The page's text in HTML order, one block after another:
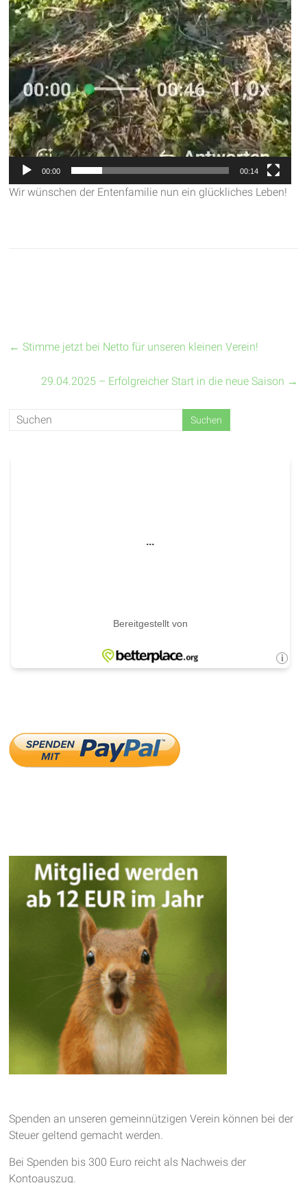
00:00 00:14
Wir wünschen der Entenfamilie nun ein glückliches Leben!
← Stimme jetzt bei Netto für unseren kleinen Verein!
29.04.2025 – Erfolgreicher Start in die neue Saison →
Spenden an unseren gemeinnützigen Verein können bei der
Steuer geltend gemacht werden.
Bei Spenden bis 300 Euro reicht als Nachweis der
Kontoauszug.